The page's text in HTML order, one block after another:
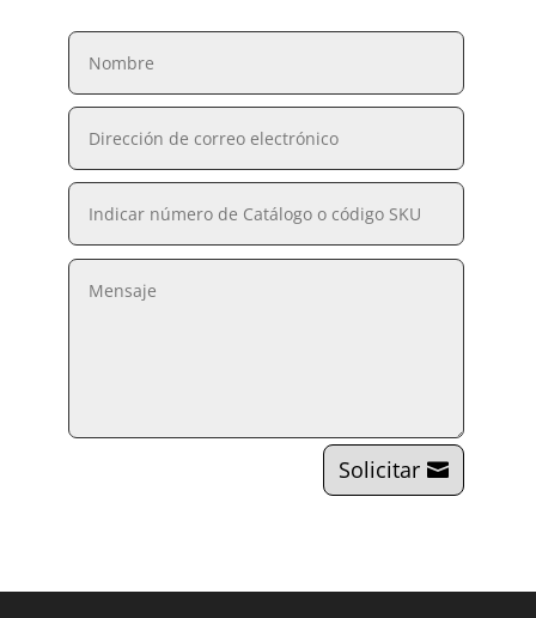
Solicitar